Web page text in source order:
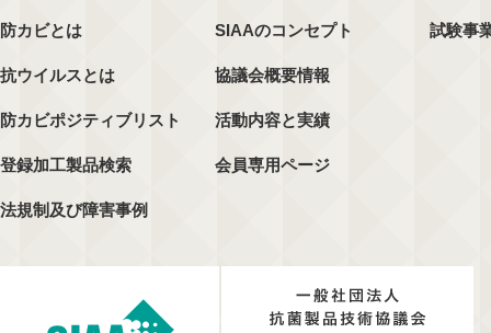
防カビとは
抗ウイルスとは
防カビポジティブリスト
登録加工製品検索
法規制及び障害事例
SIAAのコンセプト
協議会概要情報
活動内容と実績
会員専用ページ
試験事